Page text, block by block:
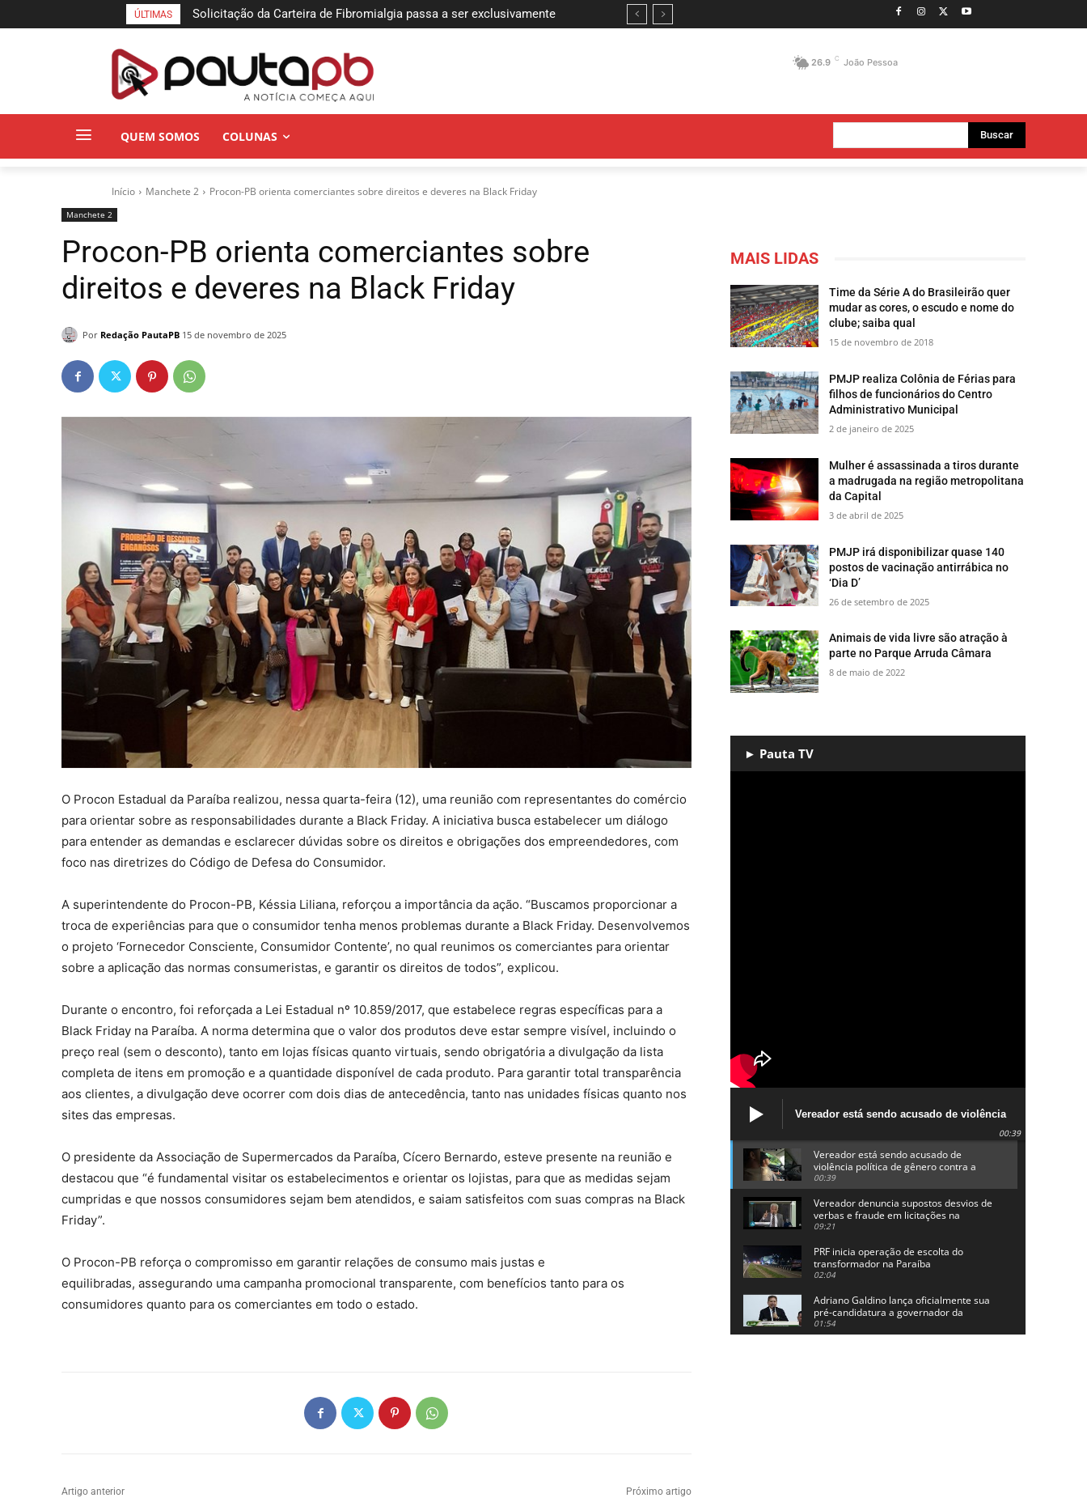
ÚLTIMAS
Solicitação da Carteira de Fibromialgia passa a ser exclusivamente
Homem é preso em flagrante com mais de 70 porções de
26.9 C João Pessoa
QUEM SOMOS COLUNAS Buscar
Início Manchete 2 Procon-PB orienta comerciantes sobre direitos e deveres na Black Friday
Manchete 2
Procon-PB orienta comerciantes sobre
direitos e deveres na Black Friday
Por Redação PautaPB 15 de novembro de 2025
O Procon Estadual da Paraíba realizou, nessa quarta-feira (12), uma reunião com representantes do comércio
para orientar sobre as responsabilidades durante a Black Friday. A iniciativa busca estabelecer um diálogo
para entender as demandas e esclarecer dúvidas sobre os direitos e obrigações dos empreendedores, com
foco nas diretrizes do Código de Defesa do Consumidor.
A superintendente do Procon-PB, Késsia Liliana, reforçou a importância da ação. “Buscamos proporcionar a
troca de experiências para que o consumidor tenha menos problemas durante a Black Friday. Desenvolvemos
o projeto ‘Fornecedor Consciente, Consumidor Contente’, no qual reunimos os comerciantes para orientar
sobre a aplicação das normas consumeristas, e garantir os direitos de todos”, explicou.
Durante o encontro, foi reforçada a Lei Estadual nº 10.859/2017, que estabelece regras específicas para a
Black Friday na Paraíba. A norma determina que o valor dos produtos deve estar sempre visível, incluindo o
preço real (sem o desconto), tanto em lojas físicas quanto virtuais, sendo obrigatória a divulgação da lista
completa de itens em promoção e a quantidade disponível de cada produto. Para garantir total transparência
aos clientes, a divulgação deve ocorrer com dois dias de antecedência, tanto nas unidades físicas quanto nos
sites das empresas.
O presidente da Associação de Supermercados da Paraíba, Cícero Bernardo, esteve presente na reunião e
destacou que “é fundamental visitar os estabelecimentos e orientar os lojistas, para que as medidas sejam
cumpridas e que nossos consumidores sejam bem atendidos, e saiam satisfeitos com suas compras na Black
Friday”.
O Procon-PB reforça o compromisso em garantir relações de consumo mais justas e
equilibradas, assegurando uma campanha promocional transparente, com benefícios tanto para os
consumidores quanto para os comerciantes em todo o estado.
Artigo anterior Próximo artigo
MAIS LIDAS
Time da Série A do Brasileirão quer
mudar as cores, o escudo e nome do
clube; saiba qual
15 de novembro de 2018
PMJP realiza Colônia de Férias para
filhos de funcionários do Centro
Administrativo Municipal
2 de janeiro de 2025
Mulher é assassinada a tiros durante
a madrugada na região metropolitana
da Capital
3 de abril de 2025
PMJP irá disponibilizar quase 140
postos de vacinação antirrábica no
‘Dia D’
26 de setembro de 2025
​Animais de vida livre são atração à
parte no Parque Arruda Câmara
8 de maio de 2022
► Pauta TV
Vereador está sendo acusado de violência
política de gênero contra a prefeita Lucinha
00:39
Vereador está sendo acusado de
violência política de gênero contra a
prefeita Lucinha da Saúde
00:39
Vereador denuncia supostos desvios de
verbas e fraude em licitações na
Prefeitura de Alhandra
09:21
PRF inicia operação de escolta do
transformador na Paraíba
02:04
Adriano Galdino lança oficialmente sua
pré-candidatura a governador da
Paraíba
01:54